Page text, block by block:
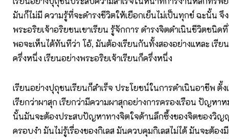
มันก็ไม่มี ความรู้ที่จะดำรงชีวิตให้เยือกเย็นไม่เป็นทุกข์ ฉะนั้น จึ
พระอริยเจ้าอริยชนเขาเรียน รู้จักการ ดำรงจิตดำเนินชีวิตชนิด
พอจะเห็นได้ทันทีว่า โอ้, มันต้องเรียนกันทั้งสองอย่างแหละ เรีย
ครึ่งหนึ่ง เรียนอย่างพระอริยเจ้าเรียนก็ครึ่งหนึ่ง
เรียนอย่างปุถุชนเรียนก็สำเร็จ ประโยชน์ในการดำเนินอาชีพ ตั้
เรียกว่าผาสุก เรียกว่ามีความผาสุกอย่างการครองเรือน ปัญหา
นั้นมันจะต้องประสบปัญหาทางจิตใจด้านลึกซึ้งของจิตของวิญ
ครอบงำ มันไม่รู้เรื่องของกิเลส มันควบคุมกิเลสไม่ได้ มันจะต้อง